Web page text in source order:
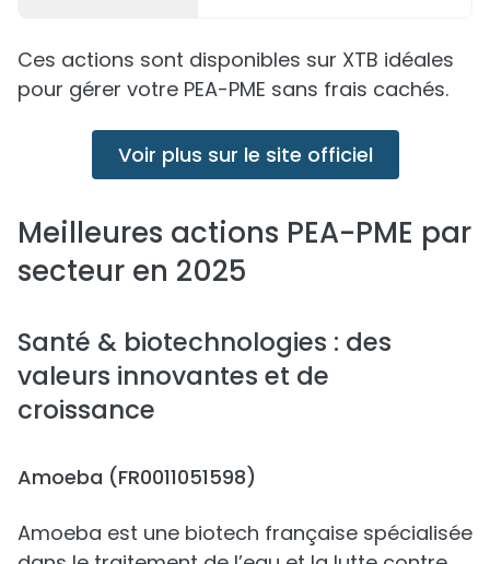
Ces actions sont disponibles sur XTB idéales
pour gérer votre PEA-PME sans frais cachés.
Voir plus sur le site officiel
Meilleures actions PEA-PME par
secteur en 2025
Santé & biotechnologies : des
valeurs innovantes et de
croissance
Amoeba (FR0011051598)
Amoeba est une biotech française spécialisée